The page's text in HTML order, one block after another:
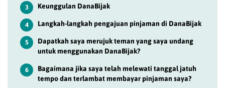
3 Keunggulan DanaBijak
4 Langkah-langkah pengajuan pinjaman di DanaBijak
5
Dapatkah saya merujuk teman yang saya undang
untuk menggunakan DanaBijak?
6
Bagaimana jika saya telah melewati tanggal jatuh
tempo dan terlambat membayar pinjaman saya?